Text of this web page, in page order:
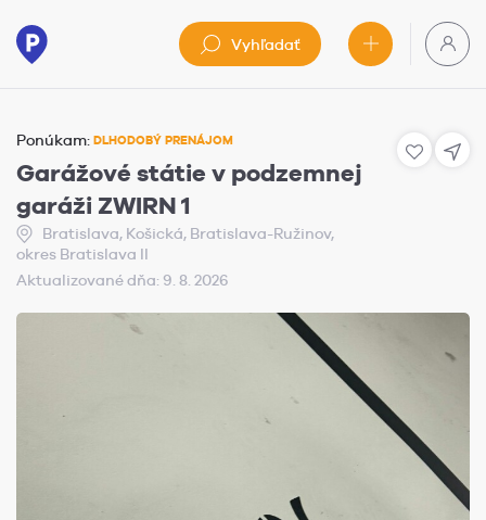
Vyhľadať
Ponúkam: DLHODOBÝ PRENÁJOM
Garážové státie v podzemnej
garáži ZWIRN 1
Bratislava, Košická, Bratislava-Ružinov,
okres Bratislava II
Aktualizované dňa: 9. 8. 2026